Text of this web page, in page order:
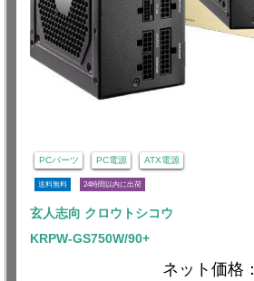
PCパーツ PC電源 ATX電源
送料無料 24時間以内に出荷
玄人志向 クロウトシコウ
KRPW-GS750W/90+
ネット価格：